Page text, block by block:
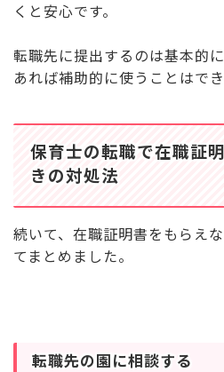
くと安心です。
転職先に提出するのは基本的
あれば補助的に使うことはで
保育士の転職で在職証
きの対処法
続いて、在職証明書をもらえ
てまとめました。
転職先の園に相談する